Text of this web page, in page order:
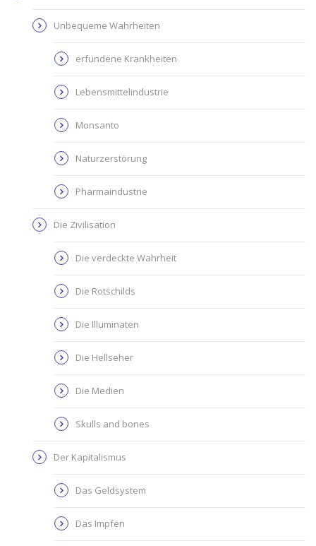
Unbequeme Wahrheiten
erfundene Krankheiten
Lebensmittelindustrie
Monsanto
Naturzerstörung
Pharmaindustrie
Die Zivilisation
Die verdeckte Wahrheit
Die Rotschilds
Die Illuminaten
Die Hellseher
Die Medien
Skulls and bones
Der Kapitalismus
Das Geldsystem
Das Impfen